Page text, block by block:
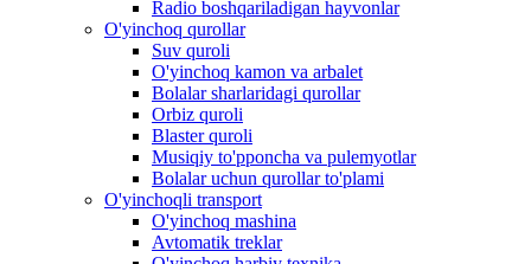
Radio boshqariladigan hayvonlar
O'yinchoq qurollar
Suv quroli
O'yinchoq kamon va arbalet
Bolalar sharlaridagi qurollar
Orbiz quroli
Blaster quroli
Musiqiy to'pponcha va pulemyotlar
Bolalar uchun qurollar to'plami
O'yinchoqli transport
O'yinchoq mashina
Avtomatik treklar